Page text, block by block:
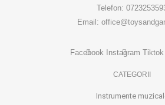
Telefon:
Email:
Facebook Instagram Tiktok
CATEGORII
Instrumente